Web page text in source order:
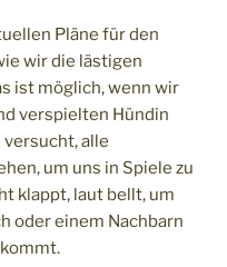
Pläne für den
wir die lästigen
ist möglich, wenn wir
verspielten Hündin
alle
um uns in Spiele zu
klappt, laut bellt, um
oder einem Nachbarn